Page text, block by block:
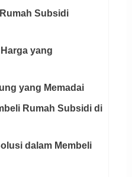
Subsidi
yang
yang Memadai
Rumah Subsidi di
dalam Membeli